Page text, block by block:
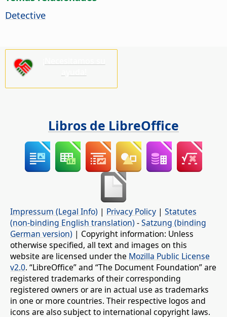
Detective
Libros de LibreOffice
Impressum (Legal Info) | Privacy Policy | Statutes
(non-binding English translation) -Satzung (binding
German version) | Copyright information: Unless
otherwise specified, all text and images on this
website are licensed under the Mozilla Public License
v2.0. “LibreOffice” and “The Document Foundation” are
registered trademarks of their corresponding
registered owners or are in actual use as trademarks
in one or more countries. Their respective logos and
icons are also subject to international copyright laws.